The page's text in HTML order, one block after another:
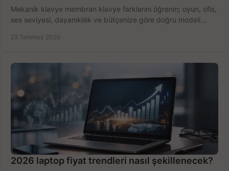
Mekanik klavye membran klavye farklarını öğrenin; oyun, ofis,
ses seviyesi, dayanıklılık ve bütçenize göre doğru modeli
22 Temmuz 2026
2026 laptop fiyat trendleri nasıl şekillenecek?